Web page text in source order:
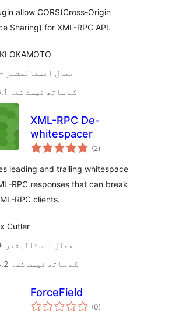
allow CORS(Cross-Origin
Sharing) for XML-RPC API.
OKAMOTO
20+ فعال انسٹالیشنز
3.6.1 کے ساتھ ٹیسٹ شدہ
XML-RPC De-
whitespacer
(2مجموعی
درجہ
)
leading and trailing whitespace
RPC responses that can break
RPC clients.
Cutler
10+ فعال انسٹالیشنز
3.4.2 کے ساتھ ٹیسٹ شدہ
ForceField
(0مجموعی
درجہ
)